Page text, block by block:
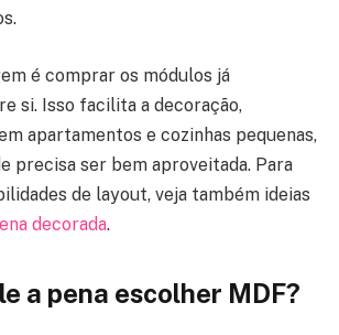
é comprar os módulos já
si. Isso facilita a decoração,
apartamentos e cozinhas pequenas,
precisa ser bem aproveitada. Para
de layout, veja também ideias
decorada.
a pena escolher MDF?